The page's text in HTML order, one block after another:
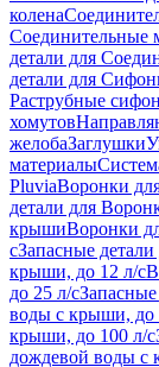
колена
Соединительные
детали для
детали для
Раструбные
хомутов
желобаЗаглушки
материалы
PluviaВоронки
детали для
крышиВоронки
сЗапасные
крыши, до 12 л/с
до 25 л/с
воды с крыши, до
крыши, до 100 л/с
дождевой воды с